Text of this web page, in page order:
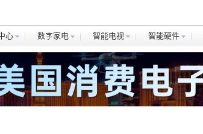
心 数字家电 智能电视 智能硬件